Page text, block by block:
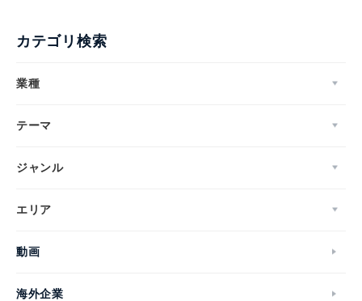
カテゴリ検索
業種
テーマ
ジャンル
エリア
動画
海外企業